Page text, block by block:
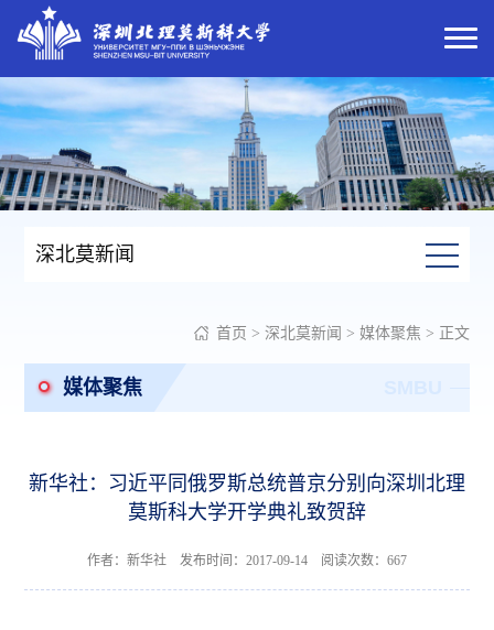
深北莫新闻
首页 > 深北莫新闻 > 媒体聚焦 > 正文
媒体聚焦
新华社：习近平同俄罗斯总统普京分别向深圳北理
莫斯科大学开学典礼致贺辞
作者：新华社 发布时间：2017-09-14 阅读次数： 667